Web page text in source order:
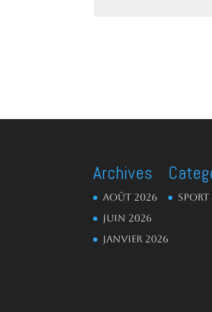
Archives
août 2026
juin 2026
janvier 2026
Sport